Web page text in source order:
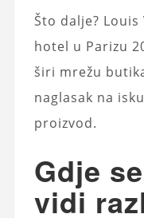
Što dalje?
hotel u Parizu
širi mrežu
naglasak na
proizvod.
Gdje
vidi